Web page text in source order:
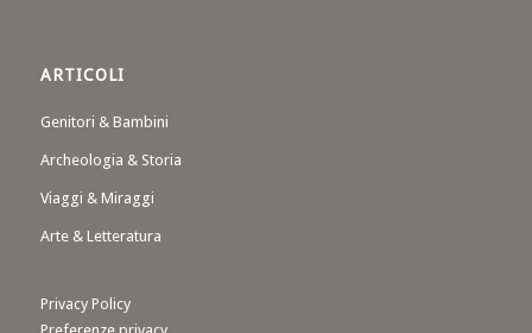
ARTICOLI
Genitori & Bambini
Archeologia & Storia
Viaggi & Miraggi
Arte & Letteratura
Privacy Policy